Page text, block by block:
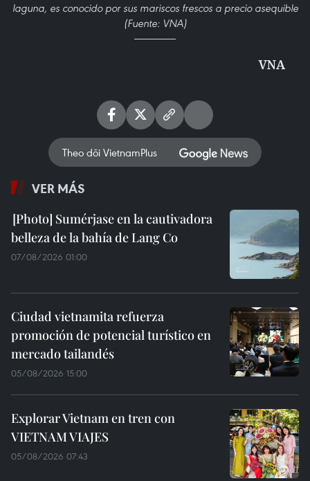
laguna, es conocido por sus mariscos frescos a precio asequible
(Fuente: VNA)
VNA
Theo dõi VietnamPlus
VER MÁS
Sumérjase en la cautivadora
belleza de la bahía de Lang Co
07/08/2026 01:00
Ciudad vietnamita refuerza
promoción de potencial turístico en
mercado tailandés
05/08/2026 15:00
Explorar Vietnam en tren con
VIETNAM VIAJES
05/08/2026 07:43